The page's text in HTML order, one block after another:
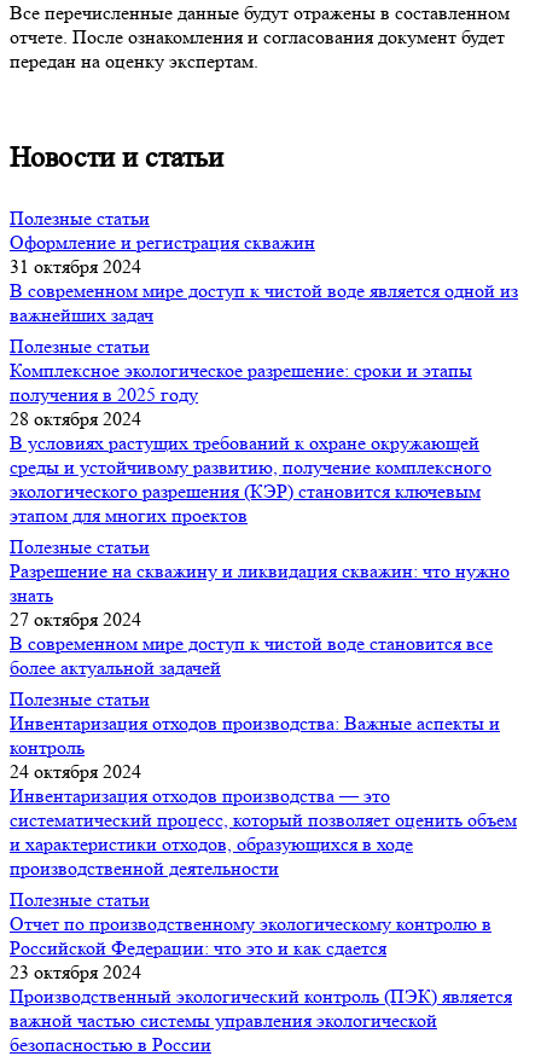
Все перечисленные данные будут отражены в составленном
отчете. После ознакомления и согласования документ будет
передан на оценку экспертам.
Новости и статьи
Полезные статьи
Оформление и регистрация скважин
31 октября 2024
В современном мире доступ к чистой воде является одной из
важнейших задач
Полезные статьи
Комплексное экологическое разрешение: сроки и этапы
получения в 2025 году
28 октября 2024
В условиях растущих требований к охране окружающей
среды и устойчивому развитию, получение комплексного
экологического разрешения (КЭР) становится ключевым
этапом для многих проектов
Полезные статьи
Разрешение на скважину и ликвидация скважин: что нужно
знать
27 октября 2024
В современном мире доступ к чистой воде становится все
более актуальной задачей
Полезные статьи
Инвентаризация отходов производства: Важные аспекты и
контроль
24 октября 2024
Инвентаризация отходов производства — это
систематический процесс, который позволяет оценить объем
и характеристики отходов, образующихся в ходе
производственной деятельности
Полезные статьи
Отчет по производственному экологическому контролю в
Российской Федерации: что это и как сдается
23 октября 2024
Производственный экологический контроль (ПЭК) является
важной частью системы управления экологической
безопасностью в России